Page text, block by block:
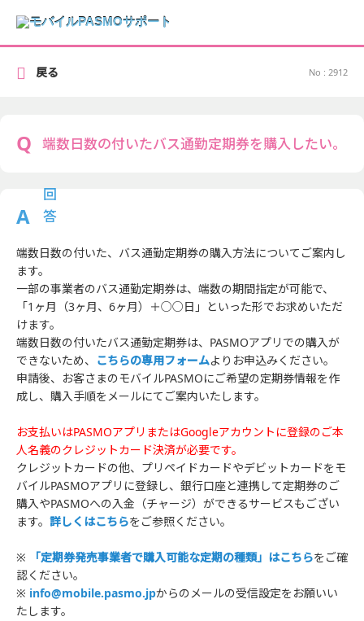
No : 2912
端数日数の付いたバス通勤定期券を購入したい。
端数日数の付いた、バス通勤定期券の購入方法についてご案内し
ます。
一部の事業者のバス通勤定期券は、端数の期間指定が可能で、
「1ヶ月（3ヶ月、6ヶ月）＋○○日」といった形でお求めいただ
けます。
端数日数の付いたバス通勤定期券は、PASMOアプリでの購入が
できないため、 こちらの専用フォームよりお申込みください。
申請後、お客さまのモバイルPASMOにご希望の定期券情報を作
成し、購入手順をメールにてご案内いたします。
お支払いはPASMOアプリまたはGoogleアカウントに登録のご本
人名義のクレジットカード決済が必要です。
クレジットカードの他、プリペイドカードやデビットカードをモ
バイルPASMOアプリに登録し、銀行口座と連携して定期券のご
購入やPASMOへの入金（チャージ）ができるサービスもござい
ます。 詳しくはこちらをご参照ください。
※ 「定期券発売事業者で購入可能な定期の種類」はこちらをご確
認ください。
※ info@mobile.pasmo.jpからのメールの受信設定をお願いい
たします。
戻る